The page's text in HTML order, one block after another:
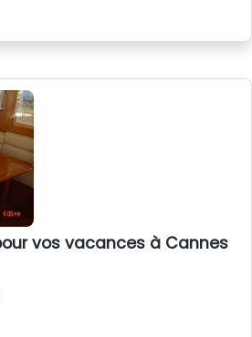
vos vacances à Cannes